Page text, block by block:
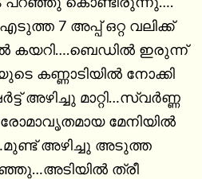
7 അപ്പ് ഒറ്റ വലിക്ക്
കയറി….ബെഡിൽ ഇരുന്ന്
കണ്ണാടിയിൽ നോക്കി
അഴിച്ചു മാറ്റി…സ്വർണ്ണ
മേനിയിൽ
അഴിച്ചു അടുത്ത
ത്രീ